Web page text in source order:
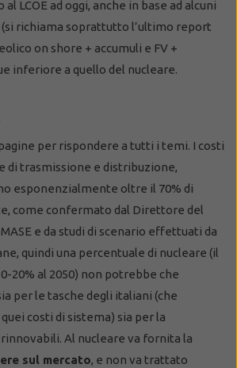
LCOE ad oggi, anche in base ad alcuni
richiama soprattutto l’ultimo report
eolico on shore + accumuli e FV +
inferiore a quello del nucleare.
per rispondere a tutti i temi. I costi
di trasmissione e distribuzione,
esponenzialmente oltre il 70% di
come confermato dal Direttore del
e da studi di scenario effettuati da
quindi una percentuale di nucleare (il
20% al 2050) non potrebbe che
per le tasche degli italiani (che
costi di sistema) sia per la
Al nucleare va fornita la
sul mercato, e non va trattato